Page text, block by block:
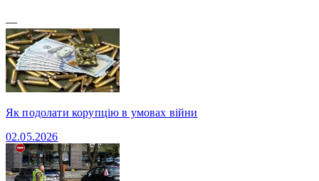
—
Як подолати корупцію в умовах війни
02.05.2026